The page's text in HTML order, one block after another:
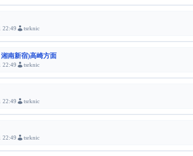
22:49 tsrknic
南新宿)高崎方面
22:49 tsrknic
22:49 tsrknic
22:49 tsrknic